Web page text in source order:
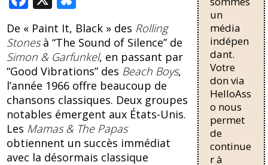
ac
e
b
o
o
k
u
e
sk
y
De « Paint It, Black » des Rolling
Stonesà “The Sound of Silence” de
Simon & Garfunkel, en passant par
“Good Vibrations” des Beach Boys,
l’année 1966 offre beaucoup de
chansons classiques. Deux groupes
notables émergent aux États-Unis.
Les Mamas & The Papas
obtiennent un succès immédiat
avec la désormais classique
Retailleau
qui
pourrait
allonger la
durée de
résidence
nécessaire
pour une
régularisati
on,
passant de
trois...
un
média
indépen
dant.
Votre
don via
HelloAss
o nous
permet
de
continue
r à